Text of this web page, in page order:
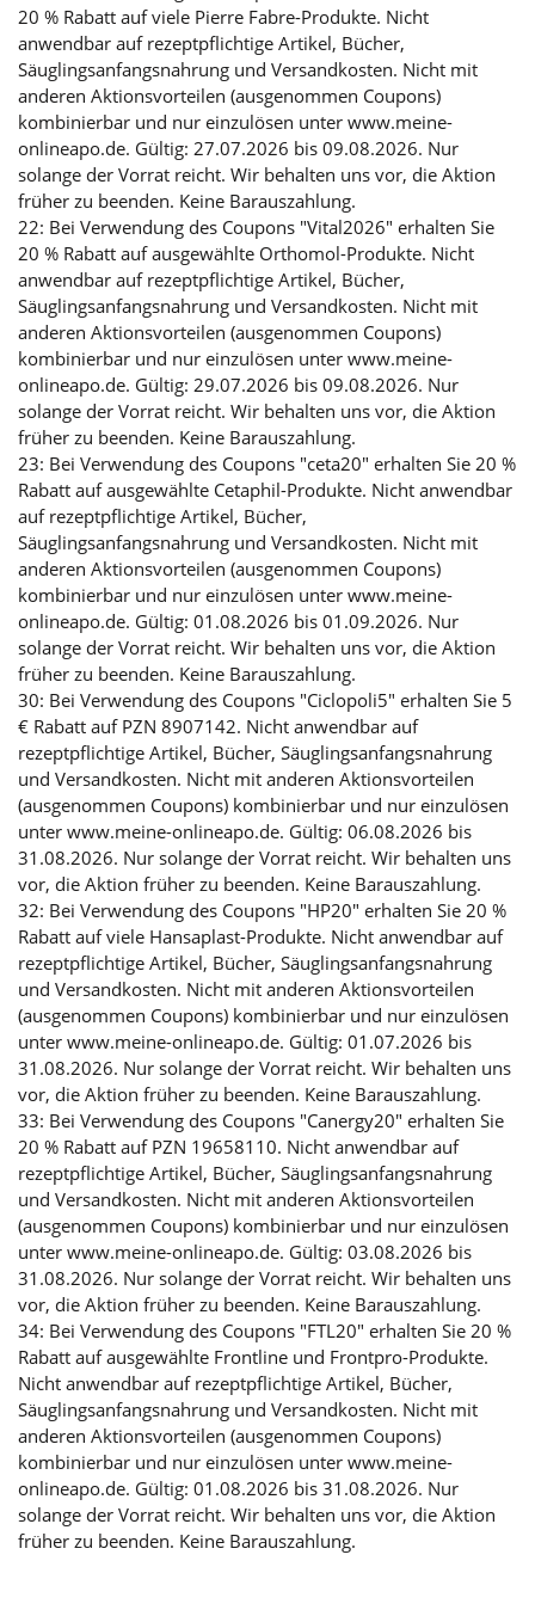
20 % Rabatt auf viele Pierre Fabre-Produkte. Nicht
anwendbar auf rezeptpflichtige Artikel, Bücher,
Säuglingsanfangsnahrung und Versandkosten. Nicht mit
anderen Aktionsvorteilen (ausgenommen Coupons)
kombinierbar und nur einzulösen unter www.meine-
onlineapo.de. Gültig: 27.07.2026 bis 09.08.2026. Nur
solange der Vorrat reicht. Wir behalten uns vor, die Aktion
früher zu beenden. Keine Barauszahlung.
22: Bei Verwendung des Coupons "Vital2026" erhalten Sie
20 % Rabatt auf ausgewählte Orthomol-Produkte. Nicht
anwendbar auf rezeptpflichtige Artikel, Bücher,
Säuglingsanfangsnahrung und Versandkosten. Nicht mit
anderen Aktionsvorteilen (ausgenommen Coupons)
kombinierbar und nur einzulösen unter www.meine-
onlineapo.de. Gültig: 29.07.2026 bis 09.08.2026. Nur
solange der Vorrat reicht. Wir behalten uns vor, die Aktion
früher zu beenden. Keine Barauszahlung.
23: Bei Verwendung des Coupons "ceta20" erhalten Sie 20 %
Rabatt auf ausgewählte Cetaphil-Produkte. Nicht anwendbar
auf rezeptpflichtige Artikel, Bücher,
Säuglingsanfangsnahrung und Versandkosten. Nicht mit
anderen Aktionsvorteilen (ausgenommen Coupons)
kombinierbar und nur einzulösen unter www.meine-
onlineapo.de. Gültig: 01.08.2026 bis 01.09.2026. Nur
solange der Vorrat reicht. Wir behalten uns vor, die Aktion
früher zu beenden. Keine Barauszahlung.
30: Bei Verwendung des Coupons "Ciclopoli5" erhalten Sie 5
€ Rabatt auf PZN 8907142. Nicht anwendbar auf
rezeptpflichtige Artikel, Bücher, Säuglingsanfangsnahrung
und Versandkosten. Nicht mit anderen Aktionsvorteilen
(ausgenommen Coupons) kombinierbar und nur einzulösen
unter www.meine-onlineapo.de. Gültig: 06.08.2026 bis
31.08.2026. Nur solange der Vorrat reicht. Wir behalten uns
vor, die Aktion früher zu beenden. Keine Barauszahlung.
32: Bei Verwendung des Coupons "HP20" erhalten Sie 20 %
Rabatt auf viele Hansaplast-Produkte. Nicht anwendbar auf
rezeptpflichtige Artikel, Bücher, Säuglingsanfangsnahrung
und Versandkosten. Nicht mit anderen Aktionsvorteilen
(ausgenommen Coupons) kombinierbar und nur einzulösen
unter www.meine-onlineapo.de. Gültig: 01.07.2026 bis
31.08.2026. Nur solange der Vorrat reicht. Wir behalten uns
vor, die Aktion früher zu beenden. Keine Barauszahlung.
33: Bei Verwendung des Coupons "Canergy20" erhalten Sie
20 % Rabatt auf PZN 19658110. Nicht anwendbar auf
rezeptpflichtige Artikel, Bücher, Säuglingsanfangsnahrung
und Versandkosten. Nicht mit anderen Aktionsvorteilen
(ausgenommen Coupons) kombinierbar und nur einzulösen
unter www.meine-onlineapo.de. Gültig: 03.08.2026 bis
31.08.2026. Nur solange der Vorrat reicht. Wir behalten uns
vor, die Aktion früher zu beenden. Keine Barauszahlung.
34: Bei Verwendung des Coupons "FTL20" erhalten Sie 20 %
Rabatt auf ausgewählte Frontline und Frontpro-Produkte.
Nicht anwendbar auf rezeptpflichtige Artikel, Bücher,
Säuglingsanfangsnahrung und Versandkosten. Nicht mit
anderen Aktionsvorteilen (ausgenommen Coupons)
kombinierbar und nur einzulösen unter www.meine-
onlineapo.de. Gültig: 01.08.2026 bis 31.08.2026. Nur
solange der Vorrat reicht. Wir behalten uns vor, die Aktion
früher zu beenden. Keine Barauszahlung.